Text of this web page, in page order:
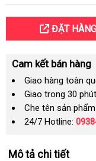
ĐẶT HÀNG
Cam kết bán hàng
Giao hàng toàn
Giao trong 30
Che tên sản
24/7 Hotline:
Mô tả chi tiết